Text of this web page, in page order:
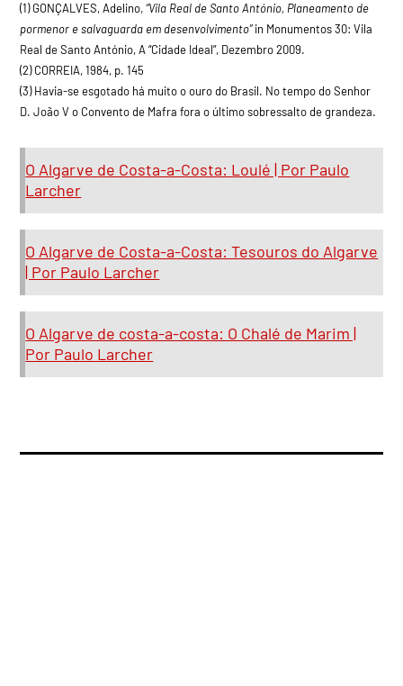
(1) GONÇALVES, Adelino,“Vila Real de Santo António, Planeamento de
pormenor e salvaguarda em desenvolvimento”in Monumentos 30: Vila
Real de Santo António, A “Cidade Ideal”, Dezembro 2009.
(2) CORREIA, 1984, p. 145
(3) Havia-se esgotado há muito o ouro do Brasil. No tempo do Senhor
D. João V o Convento de Mafra fora o último sobressalto de grandeza.
O Algarve de Costa-a-Costa: Loulé | Por Paulo
Larcher
O Algarve de Costa-a-Costa: Tesouros do Algarve
| Por Paulo Larcher
O Algarve de costa-a-costa: O Chalé de Marim |
Por Paulo Larcher